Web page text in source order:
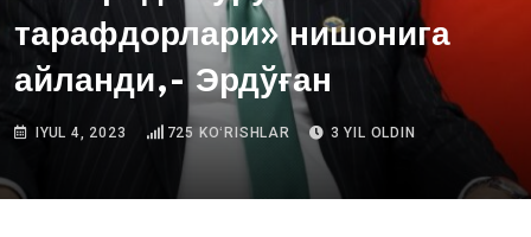
тарафдорлари» нишонига
айланди,- Эрдўған
IYUL 4, 2023 725 KOʻRISHLAR 3 YIL OLDIN